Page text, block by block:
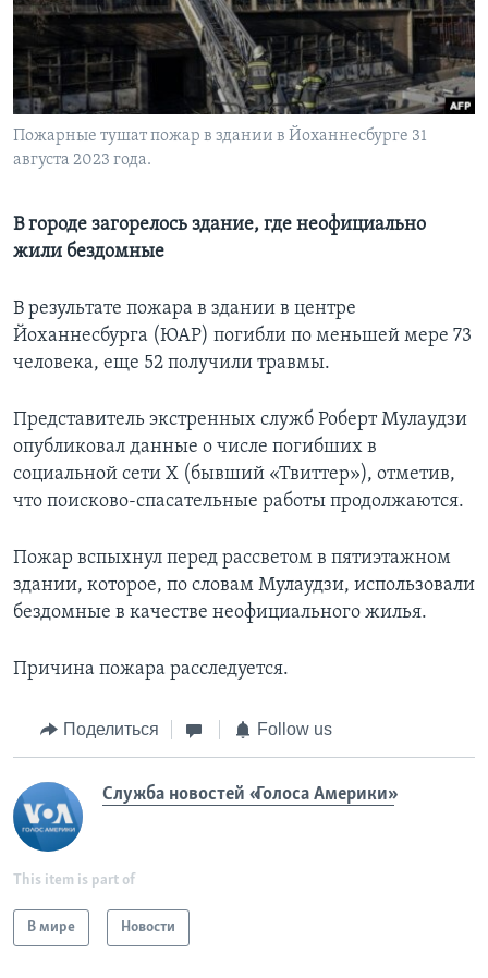
Learning English
СОЦИАЛЬНЫЕ СЕТИ
Пожарные тушат пожар в здании в Йоханнесбурге 31
августа 2023 года.
В городе загорелось здание, где неофициально
жили бездомные
В результате пожара в здании в центре
Йоханнесбурга (ЮАР) погибли по меньшей мере 73
человека, еще 52 получили травмы.
Представитель экстренных служб Роберт Мулаудзи
опубликовал данные о числе погибших в
социальной сети X (бывший «Твиттер»), отметив,
что поисково-спасательные работы продолжаются.
Пожар вспыхнул перед рассветом в пятиэтажном
здании, которое, по словам Мулаудзи, использовали
бездомные в качестве неофициального жилья.
Причина пожара расследуется.
Поделиться Follow us
Служба новостей «Голоса Америки»
This item is part of
В мире Новости